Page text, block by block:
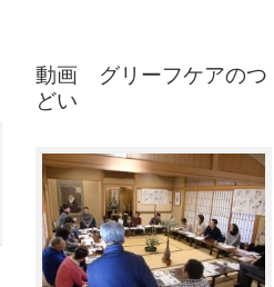
動画 グリーフケアのつ
どい